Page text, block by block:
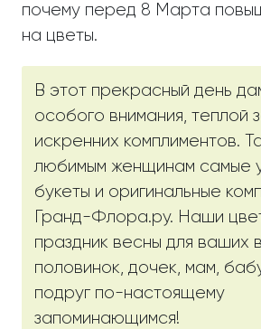
почему перед 8 Марта
на цветы.
В этот прекрасный день
особого внимания, теплой
искренних комплиментов.
любимым женщинам самые
букеты и оригинальные
Гранд-Флора.ру. Наши
праздник весны для ваших
половинок, дочек, мам,
подруг по-настоящему
запоминающимся!